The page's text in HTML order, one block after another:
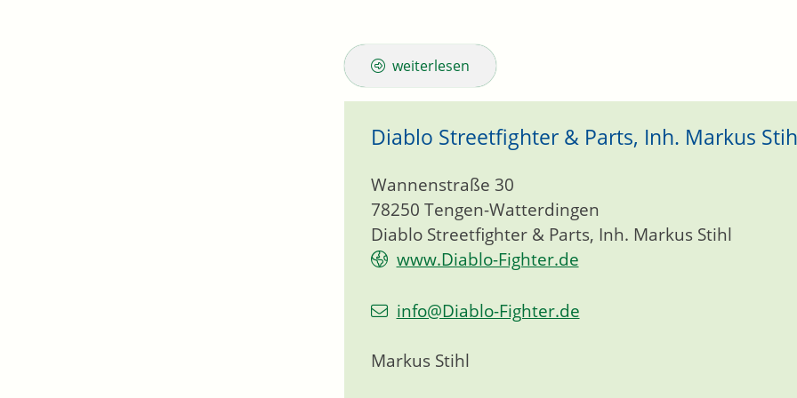
weiterlesen
Diablo Streetfighter & Parts, Inh. Markus
Diablo Streetfighter & Parts, Inh. Markus Stihl
Wannenstraße 30
78250 Tengen-Watterdingen
www.Diablo-Fighter.de
info@Diablo-Fighter.de
Markus Stihl